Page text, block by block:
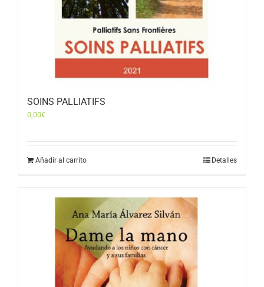
SOINS PALLIATIFS
0,00€
Añadir al carrito Detalles